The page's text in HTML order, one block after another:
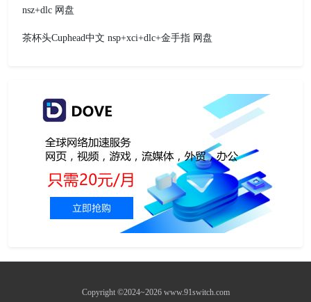
nsz+dlc 网盘
茶杯头Cuphead中文 nsp+xci+dlc+金手指 网盘
Copyright ©2024~2026 www.91switch.com